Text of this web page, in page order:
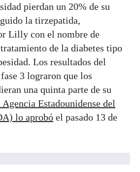
pierdan un 20% de su
la tirzepatida,
Lilly con el nombre de
de la diabetes tipo
Los resultados del
3 lograron que los
una quinta parte de su
Agencia Estadounidense del
lo aprobó el pasado 13 de